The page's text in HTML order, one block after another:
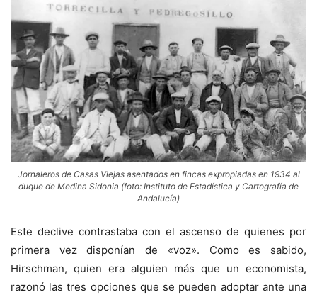
Jornaleros de Casas Viejas asentados en fincas expropiadas en 1934 al
duque de Medina Sidonia (foto: Instituto de Estadística y Cartografía de
Andalucía)
Este declive contrastaba con el ascenso de quienes por
primera vez disponían de «voz». Como es sabido,
Hirschman, quien era alguien más que un economista,
razonó las tres opciones que se pueden adoptar ante una